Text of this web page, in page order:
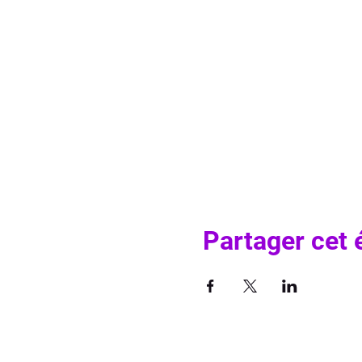
Partager cet